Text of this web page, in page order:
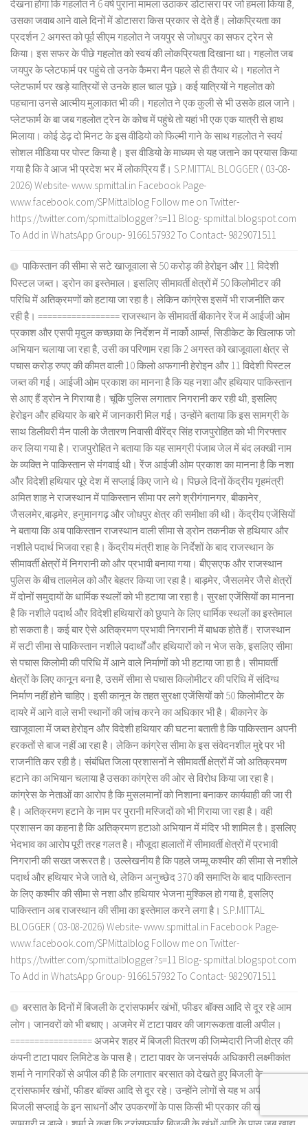
देखना होगा कि गहलोत ने 6 वर्ष पुराना मामला उठाकर डोटासरा पर जो हमला किया है,
उसका जवाब आने वाले दिनों में डोटासरा किस प्रकार से देते हैं। लोकप्रियता का
प्रदर्शन 2 अगस्त को पूर्व सीएम गहलोत ने जयपुर से जोधपुर का सफर ट्रेन से
किया। इस सफर के पीछे गहलोत को स्वयं की लोकप्रियता दिखाना था। गहलोत जब
जयपुर के प्लेटफार्म पर पहुंचे तो उनके कैमरा मैन पहले से ही तैयार थे। गहलोत ने
प्लेटफार्म पर खड़े यात्रियों से उनके हाल चाल पूछे। कई यात्रियों ने गहलोत को
पहचाना उनसे आत्मीय मुलाकात भी की। गहलोत ने एक कुली से भी उसके हाल जाने।
प्लेटफार्म के बा जब गहलोत ट्रेन के कोच में पहुंचे तो यहां भी एक एक यात्री से हाथ
मिलाया। कोई डेढ़ दो मिनट के इस वीडियो को फिल्मी गाने के साथ गहलोत ने स्वयं
सोशल मीडिया पर पोस्ट किया है। इस वीडियो के माध्यम से यह जताने का प्रयास किया
गया है कि वे आज भी प्रदेश भर में लोकप्रिय हैं। S.P.MITTAL BLOGGER ( 03-08-
2026) Website- www.spmittal.in Facebook Page-
www.facebook.com/SPMittalblog Follow me on Twitter-
https://twitter.com/spmittalblogger?s=11 Blog- spmittal.blogspot.com
To Add in WhatsApp Group- 9166157932 To Contact- 9829071511
पाकिस्तान की सीमा से सटे खाजूवाला से 50 करोड़ की हेरोइन और 11 विदेशी
पिस्टल जब्त। ड्रोन का इस्तेमाल। इसलिए सीमावर्ती क्षेत्रों में 50 किलोमीटर की
परिधि में अतिक्रमणों को हटाया जा रहा है। लेकिन कांग्रेस इसमें भी राजनीति कर
रही है। ================= राजस्थान के सीमावर्ती बीकानेर रेंज में आईजी ओम
प्रकाश और एसपी मृदुल कच्छावा के निर्देशन में नार्को आर्म्स, सिडीकेट के खिलाफ जो
अभियान चलाया जा रहा है, उसी का परिणाम रहा कि 2 अगस्त को खाजूवाला क्षेत्र से
पचास करोड़ रुपए की कीमत वाली 10 किलो अफगानी हेरोइन और 11 विदेशी पिस्टल
जब्त की गई। आईजी ओम प्रकाश का मानना है कि यह नशा और हथियार पाकिस्तान
से आए हैं ड्रोन ने गिराया है। चूंकि पुलिस लगातार निगरानी कर रही थी, इसलिए
हेरोइन और हथियार के बारे में जानकारी मिल गई। उन्होंने बताया कि इस सामग्री के
साथ डिलीवरी मैन पाली के जैतारण निवासी वीरेंद्र सिंह राजपुरोहित को भी गिरफ्तार
कर लिया गया है। राजपुरोहित ने बताया कि यह सामग्री पंजाब जेल में बंद लक्खी नाम
के व्यक्ति ने पाकिस्तान से मंगवाई थी। रेंज आईजी ओम प्रकाश का मानना है कि नशा
और विदेशी हथियार पूरे देश में सप्लाई किए जाने थे। पिछले दिनों केंद्रीय गृहमंत्री
अमित शाह ने राजस्थान में पाकिस्तान सीमा पर लगे श्रीगंगानगर, बीकानेर,
जैसलमेर,बाड़मेर, हनुमानगढ़ और जोधपुर क्षेत्र की समीक्षा की थी। केंद्रीय एजेंसियों
ने बताया कि अब पाकिस्तान राजस्थान वाली सीमा से ड्रोन तकनीक से हथियार और
नशीले पदार्थ भिजवा रहा है। केंद्रीय मंत्री शाह के निर्देशों के बाद राजस्थान के
सीमावर्ती क्षेत्रों में निगरानी को और प्रभावी बनाया गया। बीएसएफ और राजस्थान
पुलिस के बीच तालमेल को और बेहतर किया जा रहा है। बाड़मेर, जैसलमेर जैसे क्षेत्रों
में दोनों समुदायों के धार्मिक स्थलों को भी हटाया जा रहा है। सुरक्षा एजेंसियों का मानना
है कि नशीले पदार्थ और विदेशी हथियारों को छुपाने के लिए धार्मिक स्थलों का इस्तेमाल
हो सकता है। कई बार ऐसे अतिक्रमण प्रभावी निगरानी में बाधक होते हैं। राजस्थान
में सटी सीमा से पाकिस्तान नशीले पदार्थों और हथियारों को न भेज सके, इसलिए सीमा
से पचास किलोमी की परिधि में आने वाले निर्माणों को भी हटाया जा हा है। सीमावर्ती
क्षेत्रों के लिए कानून बना है, उसमें सीमा से पचास किलोमीटर की परिधि में संदिग्ध
निर्माण नहीं होने चाहिए। इसी कानून के तहत सुरक्षा एजेंसियों को 50 किलोमीटर के
दायरे में आने वाले सभी स्थानों की जांच करने का अधिकार भी है। बीकानेर के
खाजूवाला में जब्त हेरोइन और विदेशी हथियार की घटना बताती है कि पाकिस्तान अपनी
हरकतों से बाज नहीं आ रहा है। लेकिन कांग्रेस सीमा के इस संवेदनशील मुद्दे पर भी
राजनीति कर रही है। संबंधित जिला प्रशासनों ने सीमावर्ती क्षेत्रों में जो अतिक्रमण
हटाने का अभियान चलाया है उसका कांग्रेस की ओर से विरोध किया जा रहा है।
कांग्रेस के नेताओं का आरोप है कि मुसलमानों को निशाना बनाकर कार्यवाही की जा री
है। अतिक्रमण हटाने के नाम पर पुरानी मस्जिदों को भी गिराया जा रहा है। वही
प्रशासन का कहना है कि अतिक्रमण हटाओ अभियान में मंदिर भी शामिल है। इसलिए
भेदभाव का आरोप पूरी तरह गलत है। मौजूदा हालातों में सीमावर्ती क्षेत्रों में प्रभावी
निगरानी की सख्त जरूरत है। उल्लेखनीय है कि पहले जम्मू कश्मीर की सीमा से नशीले
पदार्थ और हथियार भेजे जाते थे, लेकिन अनुच्छेद 370 की समाप्ति के बाद पाकिस्तान
के लिए कश्मीर की सीमा से नशा और हथियार भेजना मुश्किल हो गया है, इसलिए
पाकिस्तान अब राजस्थान की सीमा का इस्तेमाल करने लगा है। S.P.MITTAL
BLOGGER ( 03-08-2026) Website- www.spmittal.in Facebook Page-
www.facebook.com/SPMittalblog Follow me on Twitter-
https://twitter.com/spmittalblogger?s=11 Blog- spmittal.blogspot.com
To Add in WhatsApp Group- 9166157932 To Contact- 9829071511
बरसात के दिनों में बिजली के ट्रांसफार्मर खंभों, फीडर बॉक्स आदि से दूर रहे आम
लोग। जानवरों को भी बचाए। अजमेर में टाटा पावर की जागरूकता वाली अपील।
================= अजमेर शहर में बिजली वितरण की जिम्मेदारी निजी क्षेत्र की
कंपनी टाटा पावर लिमिटेड के पास है। टाटा पावर के जनसंपर्क अधिकारी लक्ष्मीकांत
शर्मा ने नागरिकों से अपील की है कि लगातार बरसात को देखते हुए बिजली के
ट्रांसफार्मर खंभों, फीडर बॉक्स आदि से दूर रहे। उन्होंने लोगों से यह भ अपील की कि
बिजली सप्लाई के इन साधनों और उपकरणों के पास किसी भी प्रकार की खाद्य